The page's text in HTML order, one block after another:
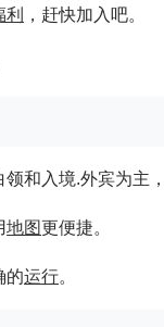
利 ，赶快加入吧。
领和入境.外宾为主
地图更便捷。
的运行。